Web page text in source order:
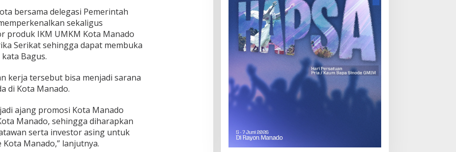
bersama delegasi Pemerintah
sekaligus
produk IKM UMKM Kota Manado
Serikat sehingga dapat membuka
Bagus.
kerja tersebut bisa menjadi sarana
di Kota Manado.
ajang promosi Kota Manado
Manado, sehingga diharapkan
serta investor asing untuk
Manado,” lanjutnya.